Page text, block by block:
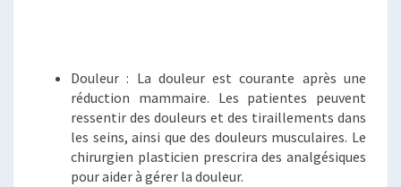
Douleur : La douleur est courante après une
réduction mammaire. Les patientes peuvent
ressentir des douleurs et des tiraillements dans
les seins, ainsi que des douleurs musculaires. Le
chirurgien plasticien prescrira des analgésiques
pour aider à gérer la douleur.